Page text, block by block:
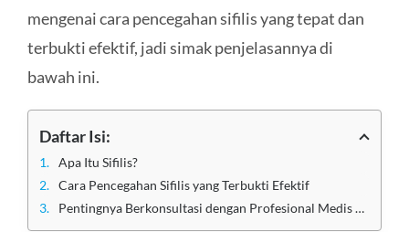
mengenai cara pencegahan sifilis yang tepat dan
terbukti efektif, jadi simak penjelasannya di
bawah ini.
Daftar Isi:
Apa Itu Sifilis?
Cara Pencegahan Sifilis yang Terbukti Efektif
Pentingnya Berkonsultasi dengan Profesional Medis dalam Pencegahan Sifilis